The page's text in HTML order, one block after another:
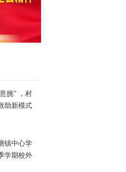
挑” ，村
助新模式
镇中心学
学期校外